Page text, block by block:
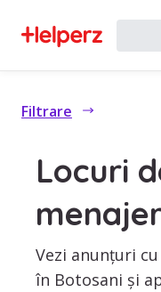
Filtrare
Locuri
Vezi anunțuri
în Botosani și